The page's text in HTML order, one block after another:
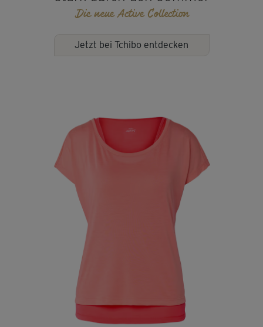
Die neue Active Collection
Jetzt bei Tchibo entdecken